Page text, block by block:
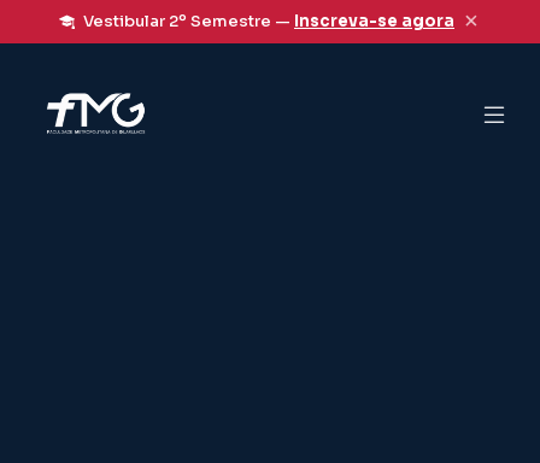
Vestibular 2º Semestre — Inscreva-se agora ×